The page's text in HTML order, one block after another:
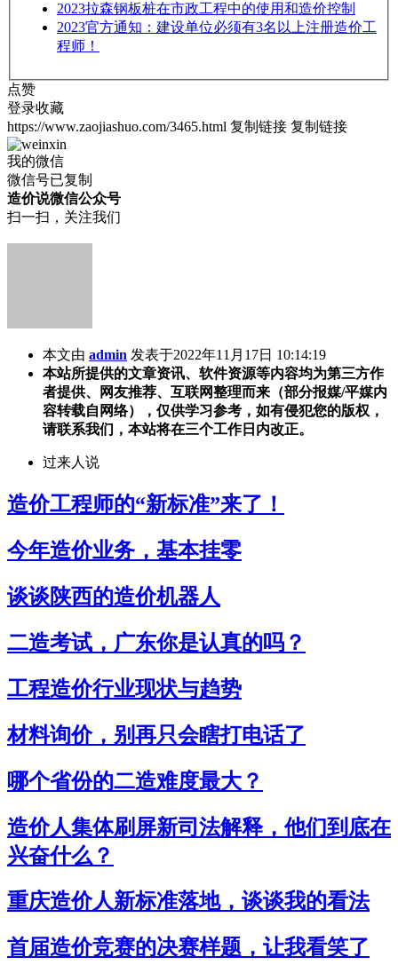
2023拉森钢板桩在市政工程中的使用和造价控制
2023官方通知：建设单位必须有3名以上注册造价工
程师！
点赞
登录收藏
https://www.zaojiashuo.com/3465.html 复制链接 复制链接
我的微信
微信号已复制
造价说微信公众号
扫一扫，关注我们
本文由 admin 发表于2022年11月17日 10:14:19
本站所提供的文章资讯、软件资源等内容均为第三方作
者提供、网友推荐、互联网整理而来（部分报媒/平媒内
容转载自网络），仅供学习参考，如有侵犯您的版权，
请联系我们，本站将在三个工作日内改正。
过来人说
造价工程师的“新标准”来了！
今年造价业务，基本挂零
谈谈陕西的造价机器人
二造考试，广东你是认真的吗？
工程造价行业现状与趋势
材料询价，别再只会瞎打电话了
哪个省份的二造难度最大？
造价人集体刷屏新司法解释，他们到底在
兴奋什么？
重庆造价人新标准落地，谈谈我的看法
首届造价竞赛的决赛样题，让我看笑了